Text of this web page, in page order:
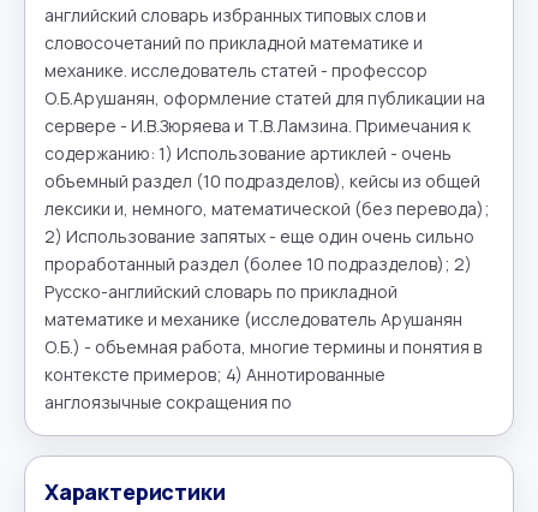
английский словарь избранных типовых слов и
словосочетаний по прикладной математике и
механике. исследователь статей - профессор
О.Б.Арушанян, оформление статей для публикации на
сервере - И.В.Зюряева и Т.В.Ламзина. Примечания к
содержанию: 1) Использование артиклей - очень
объемный раздел (10 подразделов), кейсы из общей
лексики и, немного, математической (без перевода);
2) Использование запятых - еще один очень сильно
проработанный раздел (более 10 подразделов); 2)
Русско-английский словарь по прикладной
математике и механике (исследователь Арушанян
О.Б.) - объемная работа, многие термины и понятия в
контексте примеров; 4) Аннотированные
англоязычные сокращения по
Характеристики